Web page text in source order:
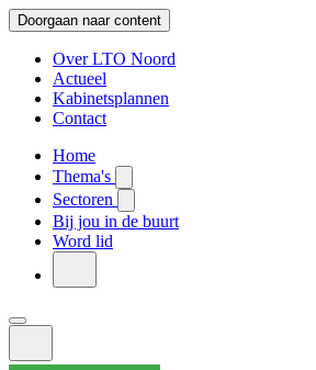
Doorgaan naar content
Over LTO Noord
Actueel
Kabinetsplannen
Contact
Home
Thema's
Sectoren
Bij jou in de buurt
Word lid